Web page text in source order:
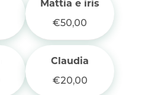
Mattia e iris
€50,00
Claudia
€20,00